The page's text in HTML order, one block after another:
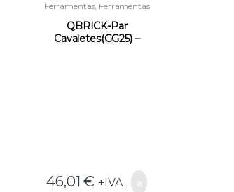
Ferramentas, Ferramentas
Construção,Outras
Ferramentas
QBRICK-Par
Cavaletes(GG25) –
46,01€ +IVA